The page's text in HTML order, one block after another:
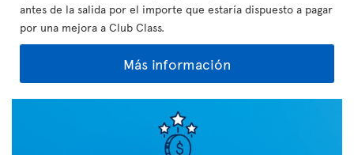
antes de la salida por el importe que estaría dispuesto a pagar
por una mejora a Club Class.
Más información